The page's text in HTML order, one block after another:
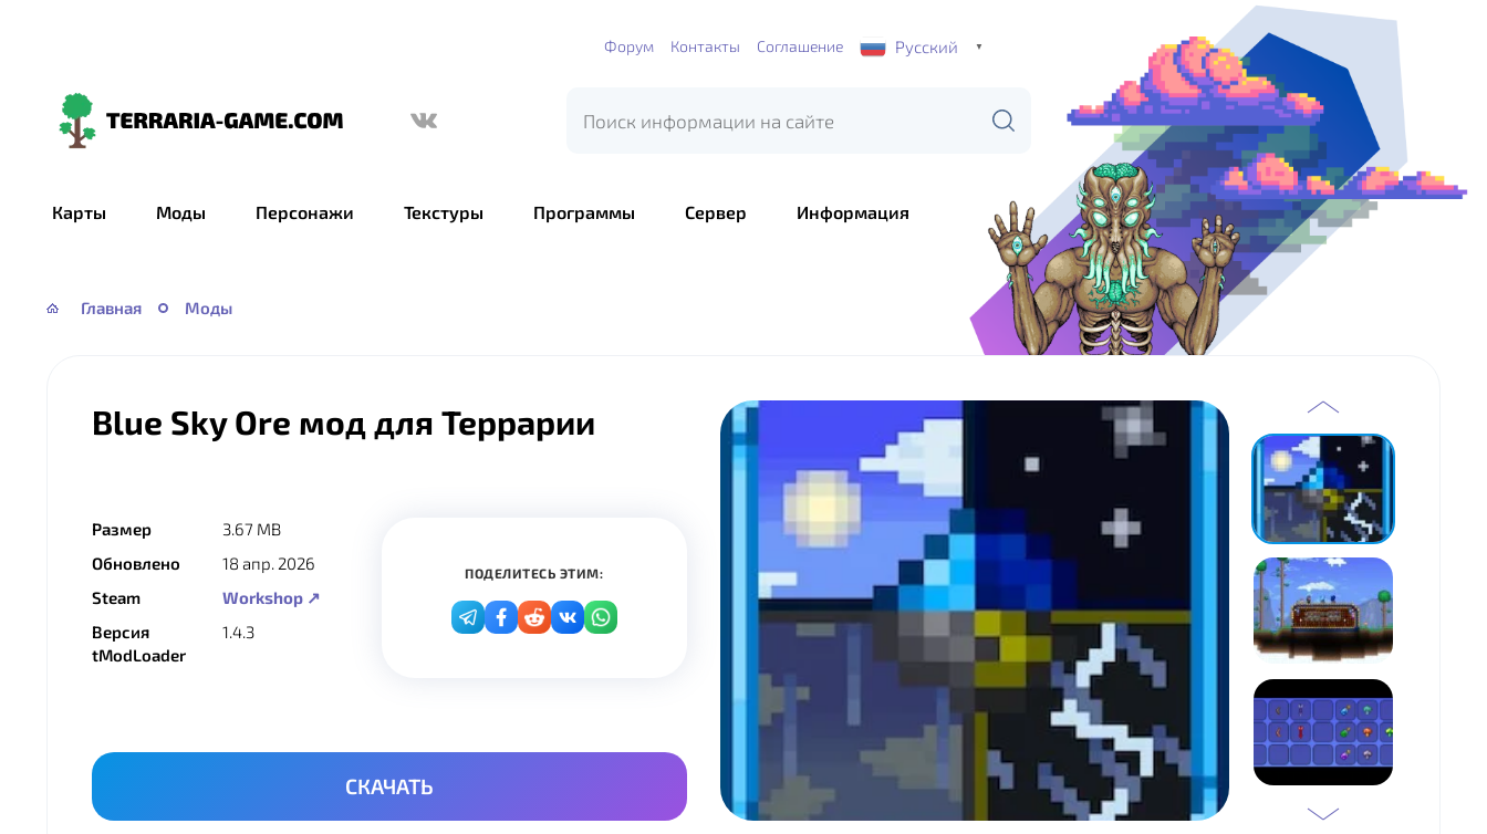
Форум Контакты Соглашение Русский ▼
Terraria-
Карты Моды Персонажи Текстуры Программы Сервер Информация
Главная Моды
Blue Sky Ore мод для Террарии
Размер
3.67 MB
Обновлено
18 апр. 2026
Steam
Workshop ↗
Версия
tModLoader
1.4.3
ПОДЕЛИТЕСЬ ЭТИМ:
СКАЧАТЬ